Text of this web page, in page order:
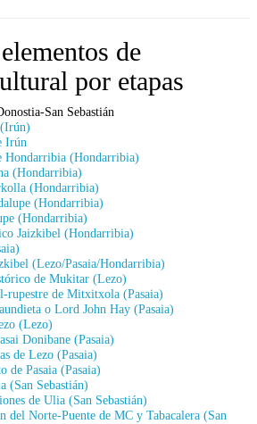
de
por etapas
San Sebastián
Irún
Hondarribia (Hondarribia)
(Hondarribia)
(Hondarribia)
(Hondarribia)
(Hondarribia)
Jaizkibel (Hondarribia)
(Lezo/Pasaia/Hondarribia)
de Mukitar (Lezo)
rupestre de Mitxitxola (Pasaia)
o Lord John Hay (Pasaia)
(Lezo)
Donibane (Pasaia)
de Lezo (Pasaia)
de Pasaia (Pasaia)
(San Sebastián)
de Ulia (San Sebastián)
del Norte-Puente de MC y Tabacalera (San